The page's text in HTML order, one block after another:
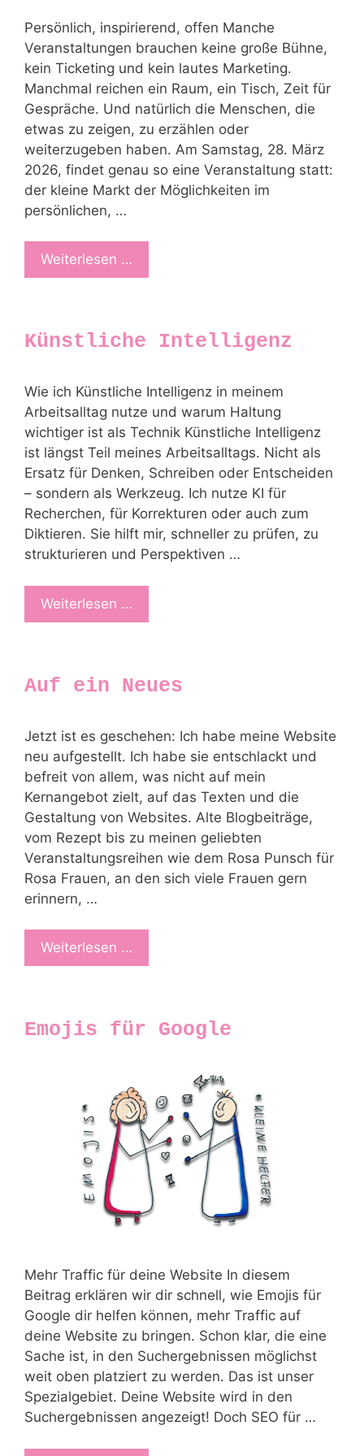
Persönlich, inspirierend, offen Manche
Veranstaltungen brauchen keine große Bühne,
kein Ticketing und kein lautes Marketing.
Manchmal reichen ein Raum, ein Tisch, Zeit für
Gespräche. Und natürlich die Menschen, die
etwas zu zeigen, zu erzählen oder
weiterzugeben haben. Am Samstag, 28. März
2026, findet genau so eine Veranstaltung statt:
der kleine Markt der Möglichkeiten im
persönlichen, …
Weiterlesen …
Künstliche Intelligenz
Wie ich Künstliche Intelligenz in meinem
Arbeitsalltag nutze und warum Haltung
wichtiger ist als Technik Künstliche Intelligenz
ist längst Teil meines Arbeitsalltags. Nicht als
Ersatz für Denken, Schreiben oder Entscheiden
– sondern als Werkzeug. Ich nutze KI für
Recherchen, für Korrekturen oder auch zum
Diktieren. Sie hilft mir, schneller zu prüfen, zu
strukturieren und Perspektiven …
Weiterlesen …
Auf ein Neues
Jetzt ist es geschehen: Ich habe meine Website
neu aufgestellt. Ich habe sie entschlackt und
befreit von allem, was nicht auf mein
Kernangebot zielt, auf das Texten und die
Gestaltung von Websites. Alte Blogbeiträge,
vom Rezept bis zu meinen geliebten
Veranstaltungsreihen wie dem Rosa Punsch für
Rosa Frauen, an den sich viele Frauen gern
erinnern, …
Weiterlesen …
Emojis für Google
Mehr Traffic für deine Website In diesem
Beitrag erklären wir dir schnell, wie Emojis für
Google dir helfen können, mehr Traffic auf
deine Website zu bringen. Schon klar, die eine
Sache ist, in den Suchergebnissen möglichst
weit oben platziert zu werden. Das ist unser
Spezialgebiet. Deine Website wird in den
Suchergebnissen angezeigt! Doch SEO für …